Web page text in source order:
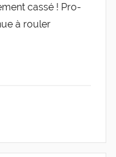
cas­sé ! Pro­
à rouler